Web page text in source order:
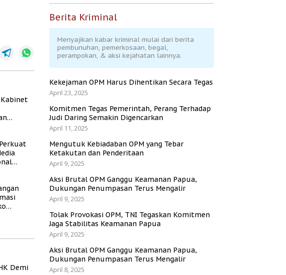
Kabinet
Demi
Berita Kriminal
Menyajikan kabar kriminal mulai dari berita
pembunuhan, pemerkosaan, begal,
perampokan, & aksi kejahatan lainnya.
Kekejaman OPM Harus Dihentikan Secara Tegas
April 23, 2025
Komitmen Tegas Pemerintah, Perang Terhadap
Judi Daring Semakin Digencarkan
April 11, 2025
Mengutuk Kebiadaban OPM yang Tebar
Ketakutan dan Penderitaan
April 9, 2025
Aksi Brutal OPM Ganggu Keamanan Papua,
Dukungan Penumpasan Terus Mengalir
April 9, 2025
Tolak Provokasi OPM, TNI Tegaskan Komitmen
Jaga Stabilitas Keamanan Papua
April 9, 2025
Aksi Brutal OPM Ganggu Keamanan Papua,
Dukungan Penumpasan Terus Mengalir
April 8, 2025